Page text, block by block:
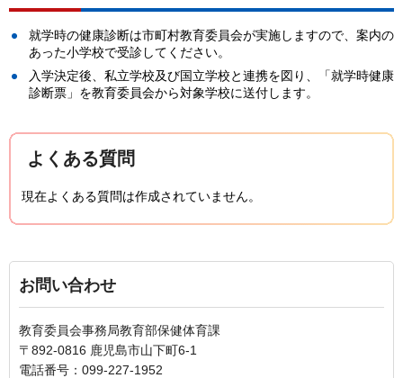
就学時の健康診断は市町村教育委員会が実施しますので、案内の
あった小学校で受診してください。
入学決定後、私立学校及び国立学校と連携を図り、「就学時健康
診断票」を教育委員会から対象学校に送付します。
よくある質問
現在よくある質問は作成されていません。
お問い合わせ
教育委員会事務局教育部保健体育課
〒892-0816 鹿児島市山下町6-1
電話番号：099-227-1952